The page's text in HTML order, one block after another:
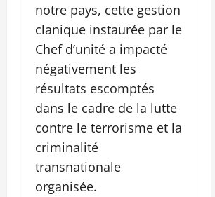
notre pays, cette gestion
clanique instaurée par le
Chef d’unité a impacté
négativement les
résultats escomptés
dans le cadre de la lutte
contre le terrorisme et la
criminalité
transnationale
organisée.